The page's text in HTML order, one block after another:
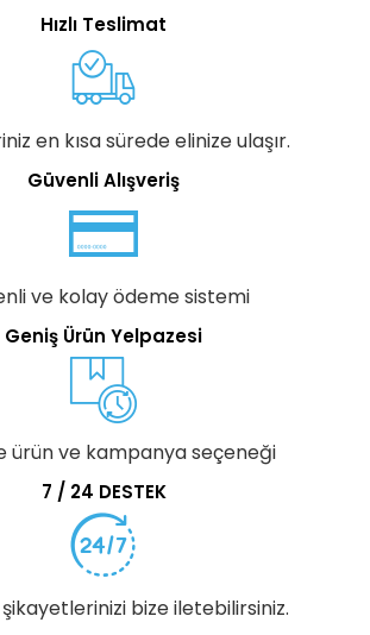
Hızlı Teslimat
en kısa sürede elinize ulaşır.
Güvenli Alışveriş
ve kolay ödeme sistemi
Geniş Ürün Yelpazesi
ürün ve kampanya seçeneği
7 / 24 DESTEK
bize iletebilirsiniz.